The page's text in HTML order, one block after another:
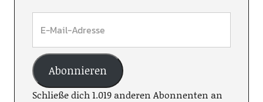
Abonnieren
Schließe dich 1.019 anderen Abonnenten an